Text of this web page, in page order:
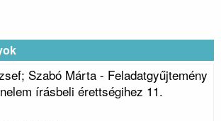
Szabó Márta - Feladatgyűjtemény
írásbeli érettségihez 11.